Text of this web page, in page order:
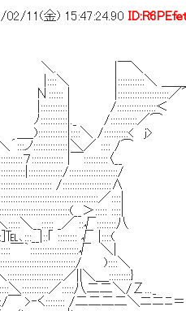
02/11(金) 15:47:24.90
ｌ ＼. |￣＼
|::::＼
Ν:::::: |
l
ｌ ﾉ
＿
＼´:::ノ
７::::::::::::: |
/
＞:::::
_／ ::√::::::::
｢ :::::::: √
￣｀
八
＼:::::::::::::::::::::::／
＼:::::::::::／:::::八
￣ >‐く:::::::: /二二二二＼